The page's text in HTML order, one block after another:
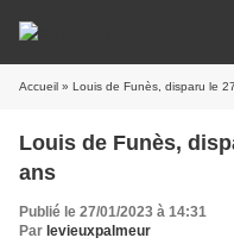
Accueil » Louis de Funès, disparu le
Louis de Funès,
ans
Publié le 27/01/2023 à 14:31
Par levieuxpalmeur